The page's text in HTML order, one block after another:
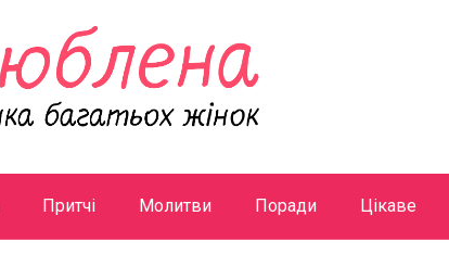
Притчі Молитви Поради Цікаве